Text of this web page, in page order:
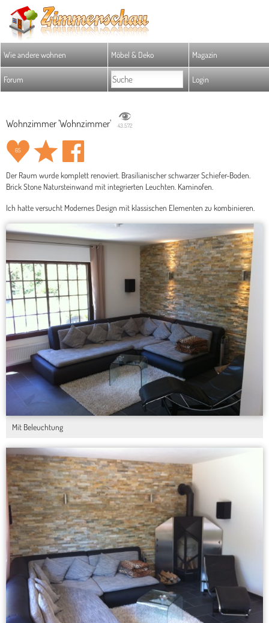
Wie andere wohnen Möbel & Deko Magazin
Forum Login
Wohnzimmer 'Wohnzimmer' 43.572
65
Der Raum wurde komplett renoviert. Brasilianischer schwarzer Schiefer-Boden.
Brick Stone Natursteinwand mit integrierten Leuchten. Kaminofen.
Ich hatte versucht Modernes Design mit klassischen Elementen zu kombinieren.
Mit Beleuchtung